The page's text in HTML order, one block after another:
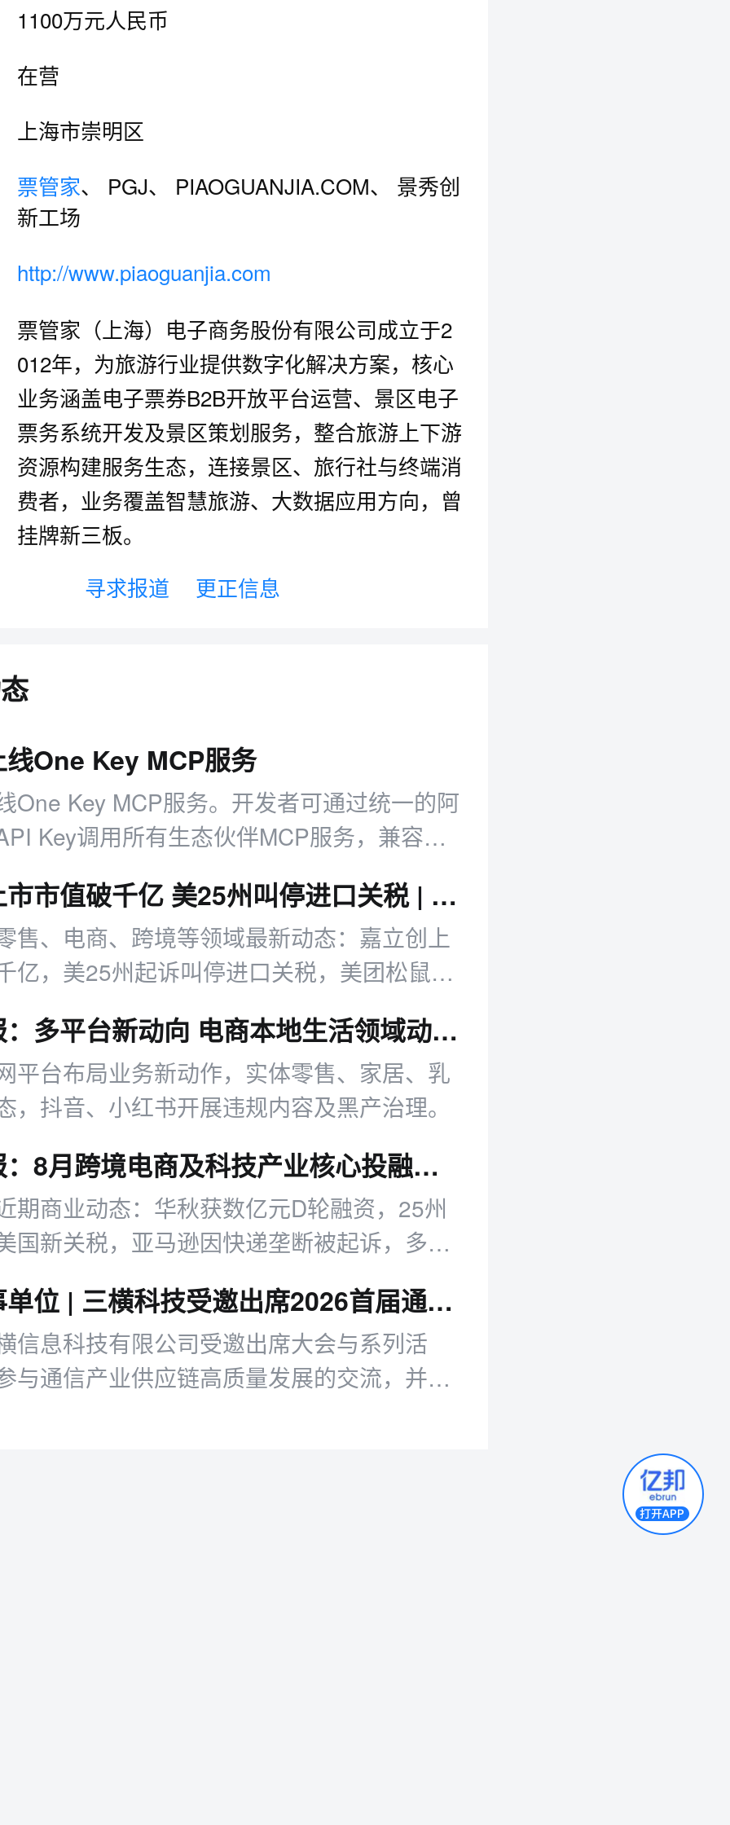
1100万元人民币
在营
上海市崇明区
票管家、 PGJ、 PIAOGUANJIA.COM、 景秀创
新工场
http://www.piaoguanjia.com
票管家（上海）电子商务股份有限公司成立于2
012年，为旅游行业提供数字化解决方案，核心
业务涵盖电子票券B2B开放平台运营、景区电子
票务系统开发及景区策划服务，整合旅游上下游
资源构建服务生态，连接景区、旅行社与终端消
费者，业务覆盖智慧旅游、大数据应用方向，曾
挂牌新三板。
寻求报道
更正信息
One Key MCP服务
One Key MCP服务。开发者可通过统一的阿
Key调用所有生态伙伴MCP服务，兼容
多MCP服务的接入、鉴权与计费管理流 嘉立创上市市值破千亿 美25州叫停进口关税 | 邦小白日报
售、电商、跨境等领域最新动态：嘉立创上
亿，美25州起诉叫停进口关税，美团松鼠便
零售日报：多平台新动向 电商本地生活领域动作集中释放
平台布局业务新动作，实体零售、家居、乳
，抖音、小红书开展违规内容及黑产治理。
跨境日报：8月跨境电商及科技产业核心投融资政策动态汇总
期商业动态：华秋获数亿元D轮融资，25州
国新关税，亚马逊因快递垄断被起诉，多家
荣膺理事单位 | 三横科技受邀出席2026首届通信产业供应链大会
信息科技有限公司受邀出席大会与系列活
与通信产业供应链高质量发展的交流，并在